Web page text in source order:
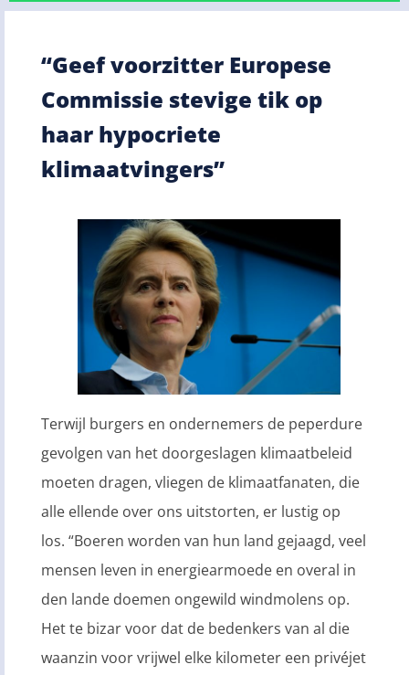
“Geef voorzitter Europese
Commissie stevige tik op
haar hypocriete
klimaatvingers”
Terwijl burgers en ondernemers de peperdure
gevolgen van het doorgeslagen klimaatbeleid
moeten dragen, vliegen de klimaatfanaten, die
alle ellende over ons uitstorten, er lustig op
los. “Boeren worden van hun land gejaagd, veel
mensen leven in energiearmoede en overal in
den lande doemen ongewild windmolens op.
Het te bizar voor dat de bedenkers van al die
waanzin voor vrijwel elke kilometer een privéjet